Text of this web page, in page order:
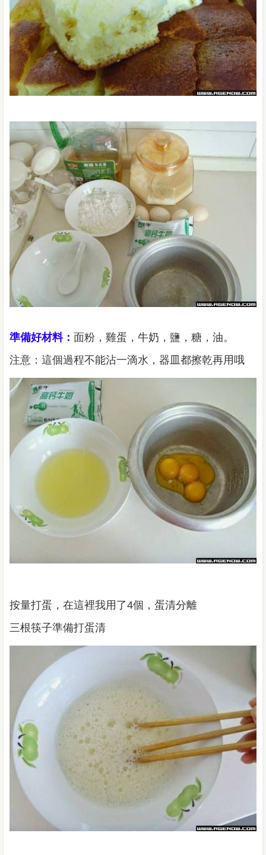
準備好材料： 面粉，雞蛋，牛奶，鹽，糖，油。
注意：這個過程不能沾一滴水，器皿都擦乾再用哦
按量打蛋，在這裡我用了4個，蛋清分離
三根筷子準備打蛋清